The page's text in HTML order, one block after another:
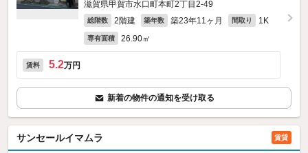
滋賀県甲賀市水口町本町2丁目2-49
総階数 2階建 築年数 築23年11ヶ月 間取り 1K
専有面積 26.90㎡
賃料 5.2万円
新着の物件の通知を受け取る
サンセールイマムラ 賃貸